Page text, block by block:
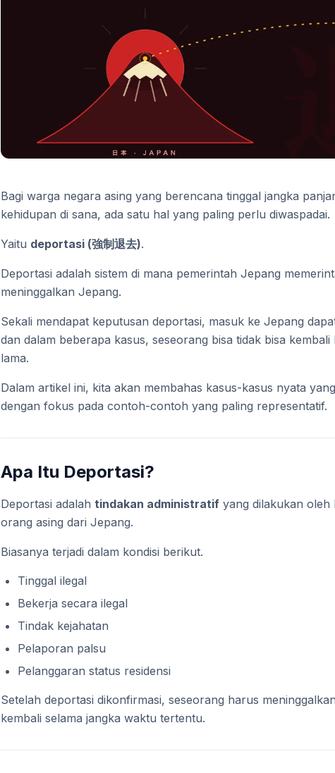
Bagi warga negara asing yang berencana tinggal jangka
kehidupan di sana, ada satu hal yang paling perlu diwaspadai.
Yaitu deportasi (強制退去).
Deportasi adalah sistem di mana pemerintah Jepang
meninggalkan Jepang.
Sekali mendapat keputusan deportasi, masuk ke Jepang
dan dalam beberapa kasus, seseorang bisa tidak bisa
lama.
Dalam artikel ini, kita akan membahas kasus-kasus nyata
dengan fokus pada contoh-contoh yang paling representatif.
Apa Itu Deportasi?
Deportasi adalah tindakan administratif yang dilakukan
orang asing dari Jepang.
Biasanya terjadi dalam kondisi berikut.
Tinggal ilegal
Bekerja secara ilegal
Tindak kejahatan
Pelaporan palsu
Pelanggaran status residensi
Setelah deportasi dikonfirmasi, seseorang harus
kembali selama jangka waktu tertentu.